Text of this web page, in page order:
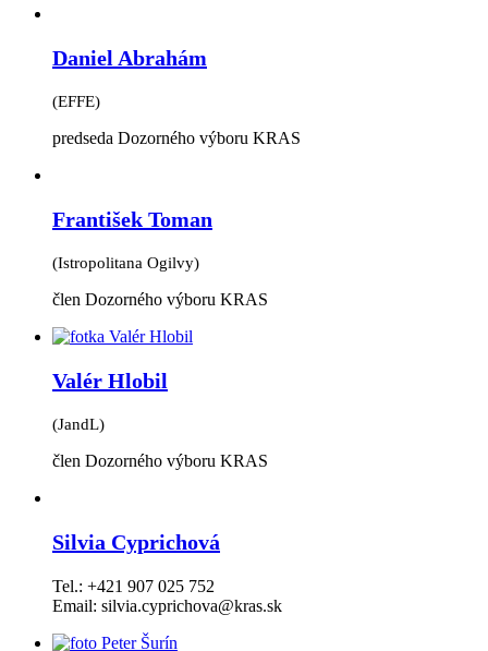
Daniel Abrahám
(EFFE)
predseda Dozorného výboru KRAS
František Toman
(Istropolitana Ogilvy)
člen Dozorného výboru KRAS
Valér Hlobil
(JandL)
člen Dozorného výboru KRAS
Silvia Cyprichová
Tel.: +421 907 025 752
Email: silvia.cyprichova@kras.sk